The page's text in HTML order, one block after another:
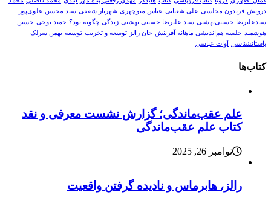
درویش فریدون مجلسی علی شعبانی عباس منوچهری شهریار شفقی سید محسن علوی‌پور
سیدعلیرضا حسینی‌بهشتی سید علیرضا حسینی بهشتی زندگی چگونه بود؟ حمید نوحی حسین
هوشمند
جلسه هم‌اندیشی ماهانه آفرینش جان رالز توسعه و تخریب توسعه بهمن سرلک
باستانشناسی
آوات عباسی
کتاب‌ها
علم عقب‌ماندگی؛ گزارش نشست معرفی و نقد
کتاب علم عقب‌ماندگی
نوامبر 26, 2025
رالز، هابرماس و نادیده گرفتن واقعیت